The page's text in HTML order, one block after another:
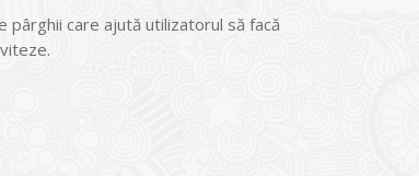
pârghii care ajută utilizatorul să facă